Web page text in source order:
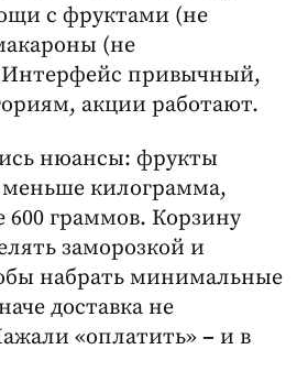
с фруктами (не
(не
Интерфейс привычный,
акции работают.
нюансы: фрукты
меньше килограмма,
600 граммов. Корзину
заморозкой и
набрать минимальные
доставка не
«оплатить» – и в